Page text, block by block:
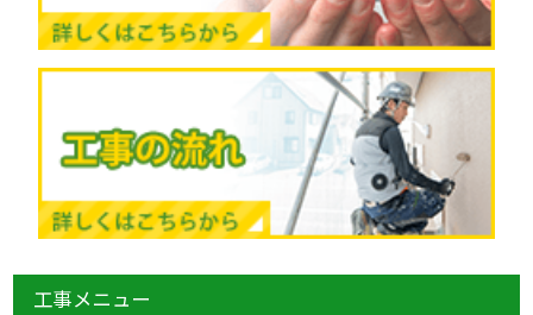
工事メニュー